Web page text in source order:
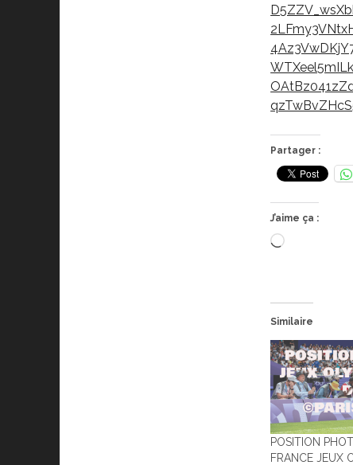
Partager :
J’aime ça :
Similaire
POSITION
FRANCE JEUX